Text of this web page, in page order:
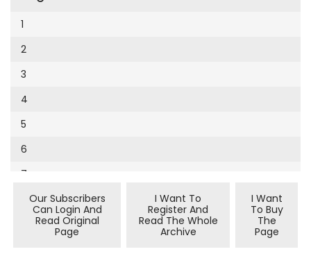
Cumhuriyet Sağlıklı Beslenme
Cumhuriyet Sokak
Cumhuriyet Spor
Cumhuriyet Strateji
Cumhuriyet Tarım
Cumhuriyet Yılbaşı
Çerçeve Eki
Dergi Eki
Ekonomi Eki
1
2
3
4
5
6
7
Our Subscribers
Can Login And
Read Original
Page
I Want To
Register And
Read The Whole
Archive
I Want
To Buy
The
Page